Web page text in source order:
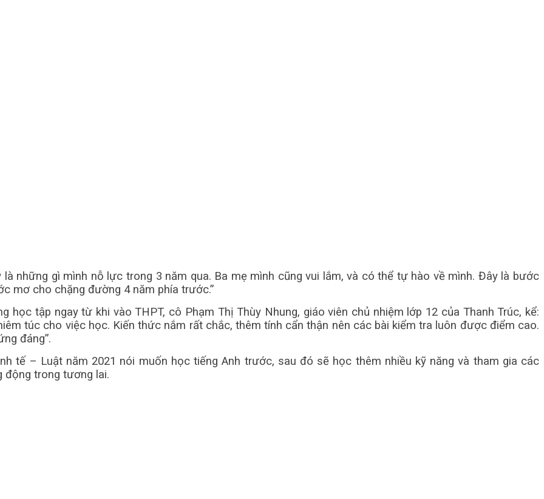
những gì mình nỗ lực trong 3 năm qua. Ba mẹ mình cũng vui lắm, và có thể tự hào về mình. Đây là bước
mơ cho chặng đường 4 năm phía trước.”
tập ngay từ khi vào THPT, cô Phạm Thị Thùy Nhung, giáo viên chủ nhiệm lớp 12 của Thanh Trúc, kể:
túc cho việc học. Kiến thức nắm rất chắc, thêm tính cẩn thận nên các bài kiểm tra luôn được điểm cao.
đáng”.
tế – Luật năm 2021 nói muốn học tiếng Anh trước, sau đó sẽ học thêm nhiều kỹ năng và tham gia các
động trong tương lai.